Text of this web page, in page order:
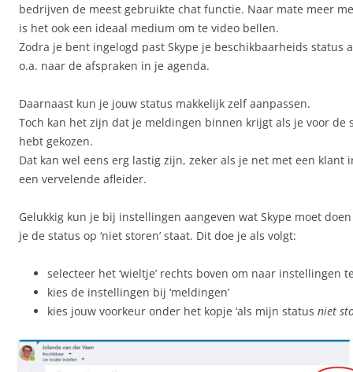
bedrijven de meest gebruikte chat functie. Naar mate meer
is het ook een ideaal medium om te video bellen.
Zodra je bent ingelogd past Skype je beschikbaarheids status
o.a. naar de afspraken in je agenda.
Daarnaast kun je jouw status makkelijk zelf aanpassen.
Toch kan het zijn dat je meldingen binnen krijgt als je voor de
hebt gekozen.
Dat kan wel eens erg lastig zijn, zeker als je net met een klant
een vervelende afleider.
Gelukkig kun je bij instellingen aangeven wat Skype moet
je de status op ‘niet storen’ staat. Dit doe je als volgt:
selecteer het ‘wieltje’ rechts boven om naar instellingen
kies de instellingen bij ‘meldingen’
kies jouw voorkeur onder het kopje ‘als mijn status niet